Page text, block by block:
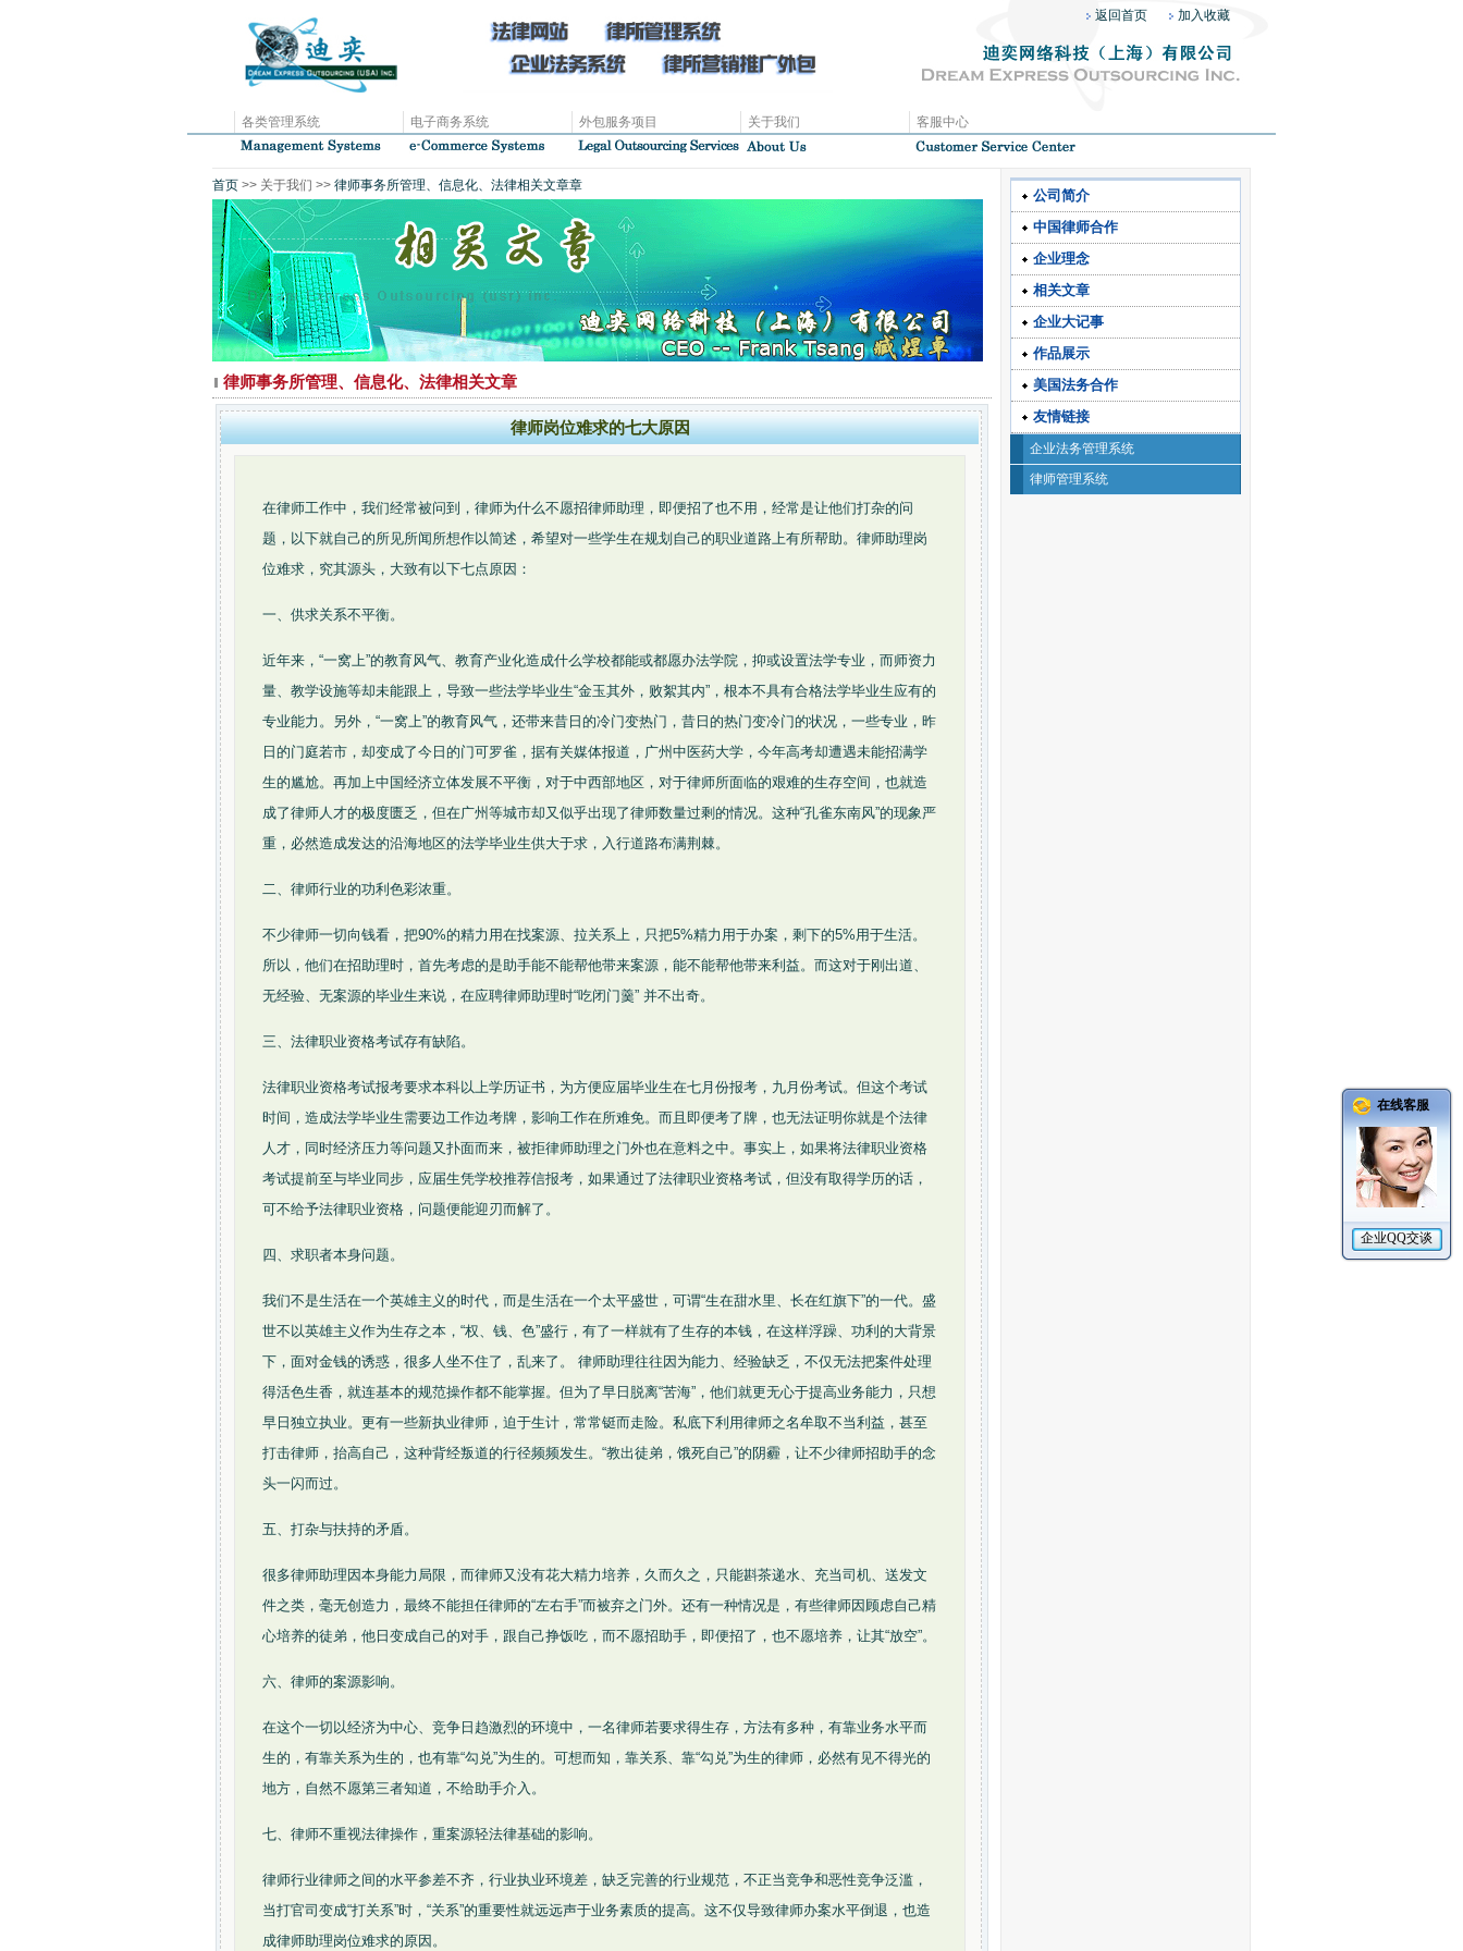
返回首页 加入收藏
各类管理系统 电子商务系统 外包服务项目 关于我们 客服中心
首页 >> 关于我们 >> 律师事务所管理、信息化、法律相关文章章
律师事务所管理、信息化、法律相关文章
律师岗位难求的七大原因
在律师工作中，我们经常被问到，律师为什么不愿招律师助理，即便招了也不用，经常是让他们打杂的问
题，以下就自己的所见所闻所想作以简述，希望对一些学生在规划自己的职业道路上有所帮助。律师助理岗
位难求，究其源头，大致有以下七点原因：
一、供求关系不平衡。
近年来，“一窝上”的教育风气、教育产业化造成什么学校都能或都愿办法学院，抑或设置法学专业，而师资力
量、教学设施等却未能跟上，导致一些法学毕业生“金玉其外，败絮其内”，根本不具有合格法学毕业生应有的
专业能力。另外，“一窝上”的教育风气，还带来昔日的冷门变热门，昔日的热门变冷门的状况，一些专业，昨
日的门庭若市，却变成了今日的门可罗雀，据有关媒体报道，广州中医药大学，今年高考却遭遇未能招满学
生的尴尬。再加上中国经济立体发展不平衡，对于中西部地区，对于律师所面临的艰难的生存空间，也就造
成了律师人才的极度匮乏，但在广州等城市却又似乎出现了律师数量过剩的情况。这种“孔雀东南风”的现象严
重，必然造成发达的沿海地区的法学毕业生供大于求，入行道路布满荆棘。
二、律师行业的功利色彩浓重。
不少律师一切向钱看，把90%的精力用在找案源、拉关系上，只把5%精力用于办案，剩下的5%用于生活。
所以，他们在招助理时，首先考虑的是助手能不能帮他带来案源，能不能帮他带来利益。而这对于刚出道、
无经验、无案源的毕业生来说，在应聘律师助理时“吃闭门羹” 并不出奇。
三、法律职业资格考试存有缺陷。
法律职业资格考试报考要求本科以上学历证书，为方便应届毕业生在七月份报考，九月份考试。但这个考试
时间，造成法学毕业生需要边工作边考牌，影响工作在所难免。而且即便考了牌，也无法证明你就是个法律
人才，同时经济压力等问题又扑面而来，被拒律师助理之门外也在意料之中。事实上，如果将法律职业资格
考试提前至与毕业同步，应届生凭学校推荐信报考，如果通过了法律职业资格考试，但没有取得学历的话，
可不给予法律职业资格，问题便能迎刃而解了。
四、求职者本身问题。
我们不是生活在一个英雄主义的时代，而是生活在一个太平盛世，可谓“生在甜水里、长在红旗下”的一代。盛
世不以英雄主义作为生存之本，“权、钱、色”盛行，有了一样就有了生存的本钱，在这样浮躁、功利的大背景
下，面对金钱的诱惑，很多人坐不住了，乱来了。 律师助理往往因为能力、经验缺乏，不仅无法把案件处理
得活色生香，就连基本的规范操作都不能掌握。但为了早日脱离“苦海”，他们就更无心于提高业务能力，只想
早日独立执业。更有一些新执业律师，迫于生计，常常铤而走险。私底下利用律师之名牟取不当利益，甚至
打击律师，抬高自己，这种背经叛道的行径频频发生。“教出徒弟，饿死自己”的阴霾，让不少律师招助手的念
头一闪而过。
五、打杂与扶持的矛盾。
很多律师助理因本身能力局限，而律师又没有花大精力培养，久而久之，只能斟茶递水、充当司机、送发文
件之类，毫无创造力，最终不能担任律师的“左右手”而被弃之门外。还有一种情况是，有些律师因顾虑自己精
心培养的徒弟，他日变成自己的对手，跟自己挣饭吃，而不愿招助手，即便招了，也不愿培养，让其“放空”。
六、律师的案源影响。
在这个一切以经济为中心、竞争日趋激烈的环境中，一名律师若要求得生存，方法有多种，有靠业务水平而
生的，有靠关系为生的，也有靠“勾兑”为生的。可想而知，靠关系、靠“勾兑”为生的律师，必然有见不得光的
地方，自然不愿第三者知道，不给助手介入。
七、律师不重视法律操作，重案源轻法律基础的影响。
律师行业律师之间的水平参差不齐，行业执业环境差，缺乏完善的行业规范，不正当竞争和恶性竞争泛滥，
当打官司变成“打关系”时，“关系”的重要性就远远声于业务素质的提高。这不仅导致律师办案水平倒退，也造
成律师助理岗位难求的原因。
公司简介
中国律师合作
企业理念
相关文章
企业大记事
作品展示
美国法务合作
友情链接
企业法务管理系统
律师管理系统